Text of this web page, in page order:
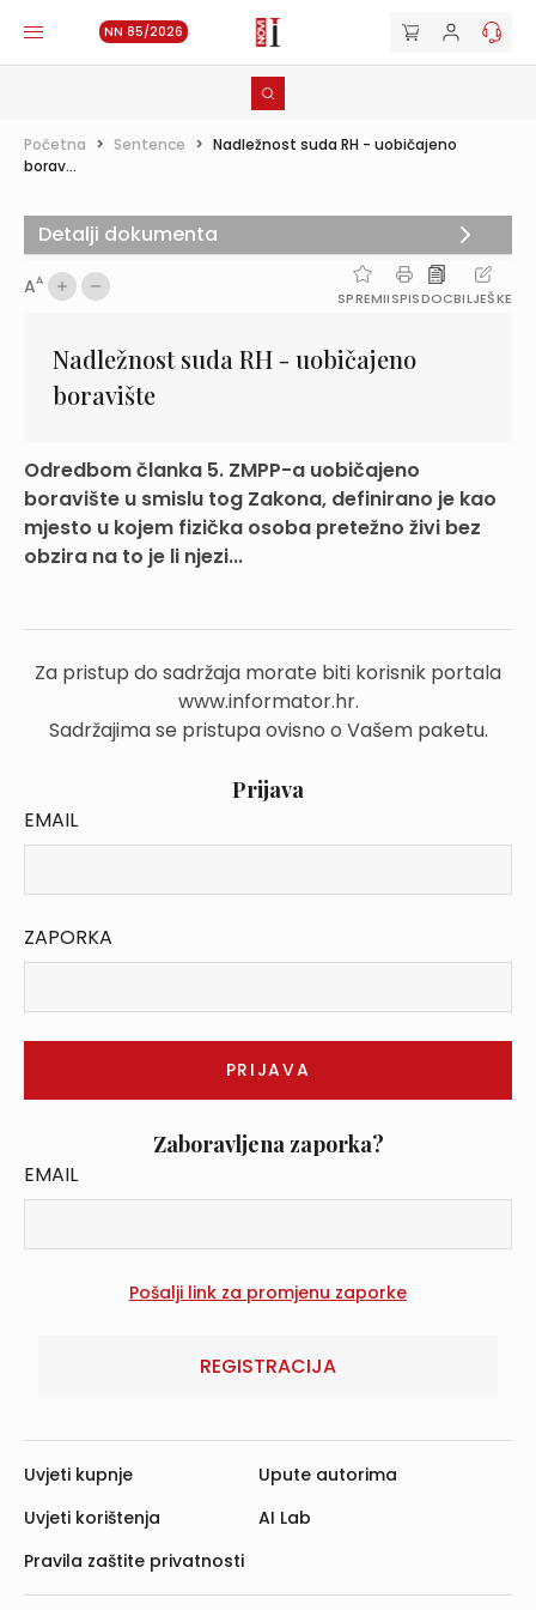
NN 85/2026
Početna > Sentence > Nadležnost suda RH - uobičajeno
borav...
AA
SPREMIISPISDOCBILJEŠKE
Nadležnost suda RH - uobičajeno
boravište
Odredbom članka 5. ZMPP-a uobičajeno
boravište u smislu tog Zakona, definirano je kao
mjesto u kojem fizička osoba pretežno živi bez
obzira na to je li njezi...
Za pristup do sadržaja morate biti korisnik portala
www.informator.hr.
Sadržajima se pristupa ovisno o Vašem paketu.
Prijava
EMAIL
ZAPORKA
Zaboravljena zaporka?
EMAIL
REGISTRACIJA
Detalji dokumenta
Uvjeti kupnje
Uvjeti korištenja
Pravila zaštite privatnosti
Upute autorima
AI Lab